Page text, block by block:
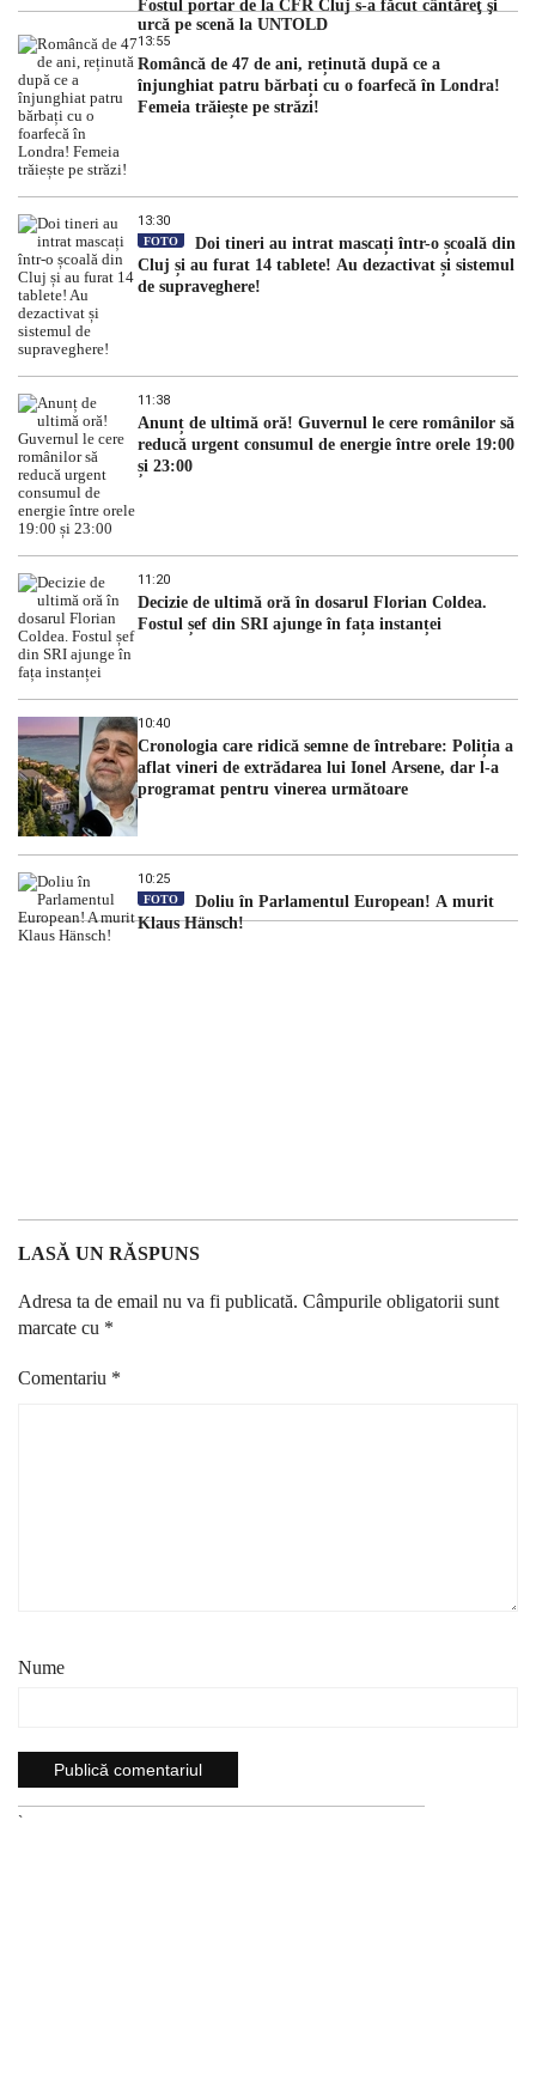
Fostul portar de la CFR Cluj s-a făcut cântăreţ şi
urcă pe scenă la UNTOLD
13:55
Româncă de 47 de ani, reținută după ce a
înjunghiat patru bărbați cu o foarfecă în Londra!
Femeia trăiește pe străzi!
13:30
FOTO
Doi tineri au intrat mascați într-o școală din
Cluj și au furat 14 tablete! Au dezactivat și sistemul
de supraveghere!
11:38
Anunț de ultimă oră! Guvernul le cere românilor să
reducă urgent consumul de energie între orele 19:00
și 23:00
11:20
Decizie de ultimă oră în dosarul Florian Coldea.
Fostul șef din SRI ajunge în fața instanței
10:40
Cronologia care ridică semne de întrebare: Poliția a
aflat vineri de extrădarea lui Ionel Arsene, dar l-a
programat pentru vinerea următoare
10:25
FOTO
Doliu în Parlamentul European! A murit
Klaus Hänsch!
LASĂ UN RĂSPUNS
Adresa ta de email nu va fi publicată. Câmpurile obligatorii sunt
marcate cu *
Comentariu *
Nume
`